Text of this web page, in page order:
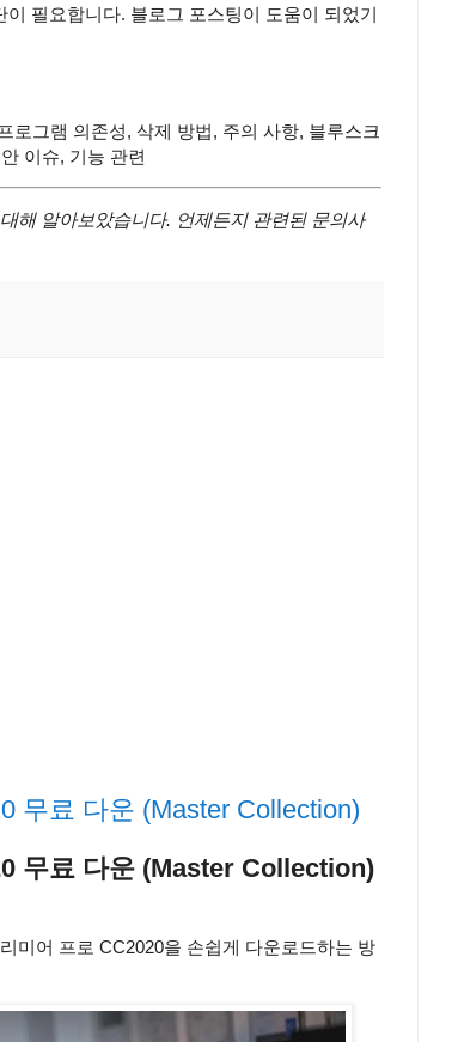
필요합니다. 블로그 포스팅이 도움이 되었기
로그램 의존성, 삭제 방법, 주의 사항, 블루스크
이슈, 기능 관련
해 알아보았습니다. 언제든지 관련된 문의사
무료 다운 (Master Collection)
무료 다운 (Master Collection)
미어 프로 CC2020을 손쉽게 다운로드하는 방